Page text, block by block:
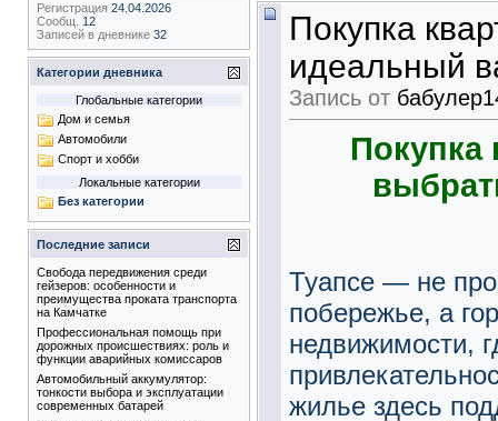
Покупка
идеальный
Запись от
Покупка
Туапсе — не
побережье, а
недвижимости,
жилье здесь
Регистрация 24.04.2026
Сообщ. 12
Записей в дневнике 32
Категории дневника
Глобальные категории
Дом и семья
Автомобили
Спорт и хобби
Локальные категории
Без категории
Последние записи
Свобода передвижения среди
гейзеров: особенности и
преимущества проката транспорта
на Камчатке
Профессиональная помощь при
дорожных происшествиях: роль и
функции аварийных комиссаров
Автомобильный аккумулятор:
тонкости выбора и эксплуатации
современных батарей